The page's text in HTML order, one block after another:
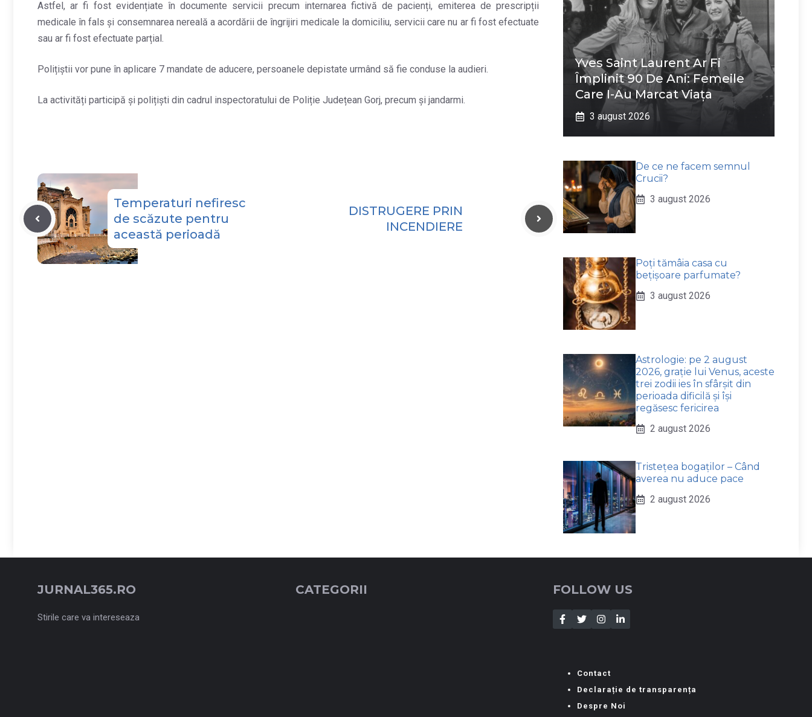
Astfel, ar fi fost evidențiate în documente servicii precum internarea fictivă de pacienți, emiterea de prescripții
medicale în fals și consemnarea nereală a acordării de îngrijiri medicale la domiciliu, servicii care nu ar fi fost efectuate
sau ar fi fost efectuate parțial.
Polițiștii vor pune în aplicare 7 mandate de aducere, persoanele depistate urmând să fie conduse la audieri.
La activități participă și polițiști din cadrul inspectoratului de Poliție Județean Gorj, precum și jandarmi.
Temperaturi nefiresc
de scăzute pentru
această perioadă
DISTRUGERE PRIN
INCENDIERE
Yves Saint Laurent Ar Fi
Împlinit 90 De Ani: Femeile
Care I-Au Marcat Viața
3 august 2026
De ce ne facem semnul
Crucii?
3 august 2026
Poți tămâia casa cu
bețișoare parfumate?
3 august 2026
Astrologie: pe 2 august
2026, grație lui Venus, aceste
trei zodii ies în sfârșit din
perioada dificilă și își
regăsesc fericirea
2 august 2026
Tristețea bogaților – Când
averea nu aduce pace
2 august 2026
JURNAL365.RO
Stirile care va intereseaza
CATEGORII FOLLOW US
Contact
Declarație de transparența
Despre Noi